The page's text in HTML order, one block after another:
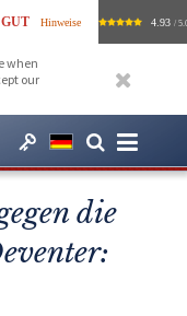
Hinweise 4.93 /
when
our
die